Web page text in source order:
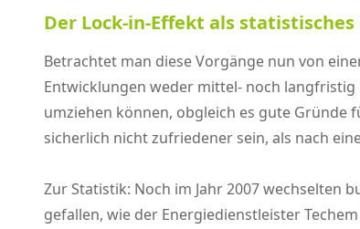
Der Lock-in-Effekt als
Betrachtet man diese Vorgänge nun von
Entwicklungen weder mittel- noch
umziehen können, obgleich es gute Gründe
sicherlich nicht zufriedener sein, als nach
Zur Statistik: Noch im Jahr 2007 wechselten
gefallen, wie der Energiedienstleister